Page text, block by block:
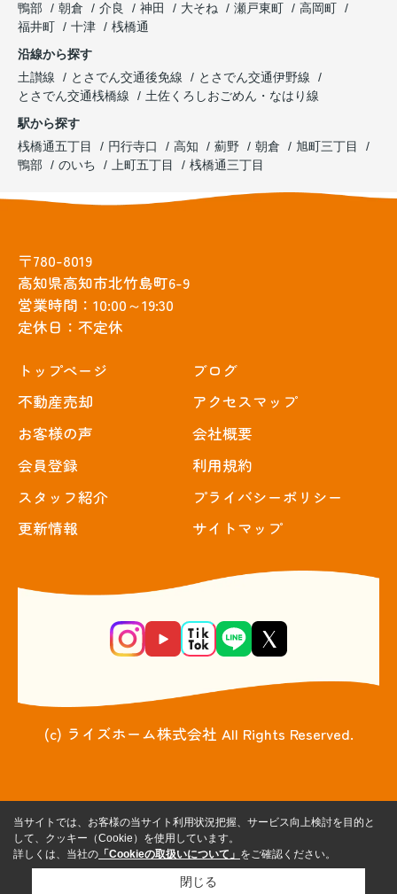
鴨部
朝倉 介良 神田 大そね 瀬戸東町
高岡町
福井町
十津
桟橋通
沿線から探す
土讃線
とさでん交通後免線
とさでん交通伊野線
とさでん交通桟橋線
土佐くろしおごめん・なはり線
駅から探す
桟橋通五丁目
円行寺口 高知 薊野 朝倉
旭町三丁目
鴨部
のいち 上町五丁目 桟橋通三丁目
〒780-8019
高知県高知市北竹島町6-9
営業時間：10:00～19:30
定休日：不定休
トップぺージ
不動産売却
お客様の声
会員登録
スタッフ紹介
更新情報
ブログ
アクセスマップ
会社概要
利用規約
プライバシーポリシー
サイトマップ
(c) ライズホーム株式会社 All Rights Reserved.
当サイトでは、お客様の当サイト利用状況把握、サービス向上検討を目的と
して、クッキー（Cookie）を使用しています。
詳しくは、当社の 「Cookieの取扱いについて」 をご確認ください。
閉じる